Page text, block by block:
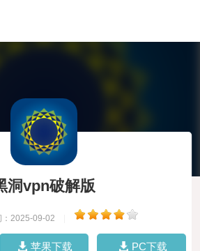
洞vpn破解版
：2025-09-02
苹果下载 PC下载